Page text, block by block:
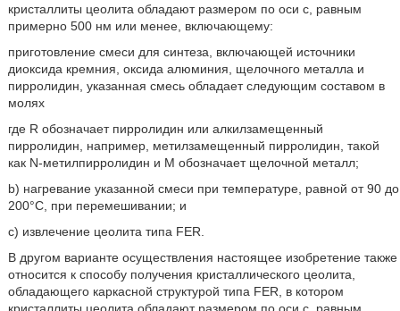
кристаллиты цеолита обладают размером по оси с, равным
примерно 500 нм или менее, включающему:
приготовление смеси для синтеза, включающей источники
диоксида кремния, оксида алюминия, щелочного металла и
пирролидин, указанная смесь обладает следующим составом в
молях
где R обозначает пирролидин или алкилзамещенный
пирролидин, например, метилзамещенный пирролидин, такой
как N-метилпирролидин и М обозначает щелочной металл;
b) нагревание указанной смеси при температуре, равной от 90 до
200°С, при перемешивании; и
c) извлечение цеолита типа FER.
В другом варианте осуществления настоящее изобретение также
относится к способу получения кристаллического цеолита,
обладающего каркасной структурой типа FER, в котором